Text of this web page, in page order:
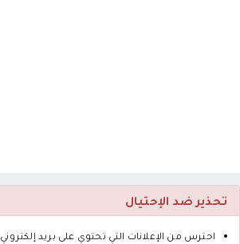
تحذير ضد الإحتيال
احترس من الإعلانات التي تحتوي على بريد إلكتروني